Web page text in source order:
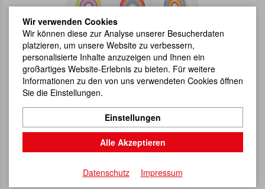
Girlande Circle Glas sortiert
Wir verwenden Cookies
Wir können diese zur Analyse unserer Besucherdaten
platzieren, um unsere Website zu verbessern,
personalisierte Inhalte anzuzeigen und Ihnen ein
großartiges Website-Erlebnis zu bieten. Für weitere
Informationen zu den von uns verwendeten Cookies öffnen
Sie die Einstellungen.
Einstellungen
Alle Akzeptieren
Datenschutz Impressum